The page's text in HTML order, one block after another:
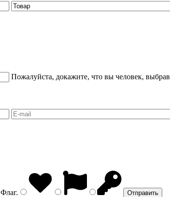
Пожалуйста, докажите, что вы человек, выбрав
Флаг.